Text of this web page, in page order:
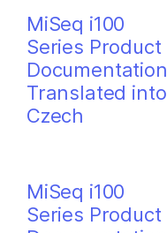
MiSeq i100
Series Product
Documentation
Translated into
Czech
MiSeq i100
Series Product